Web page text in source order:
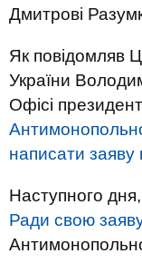
Дмитрові
Як повідомляв
України
Офісі
написати заяву
Наступного
Ради свою